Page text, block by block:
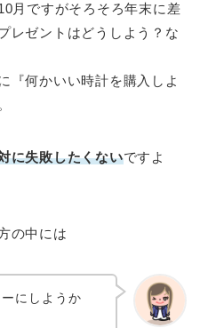
月ですがそろそろ年末に差
レゼントはどうしよう？な
『何かいい時計を購入しよ
に失敗したくないですよ
の中には
にしようか